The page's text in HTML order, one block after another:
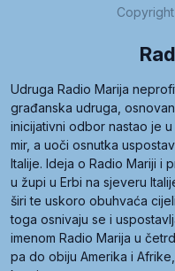
Udruga Radio Marija
građanska udruga,
inicijativni odbor nastao je
mir, a uoči osnutka
Italije. Ideja o Radio Mariji i
u župi u Erbi na sjeveru
širi te uskoro obuhvaća
toga osnivaju se i
imenom Radio Marija u
pa do obiju Amerika i